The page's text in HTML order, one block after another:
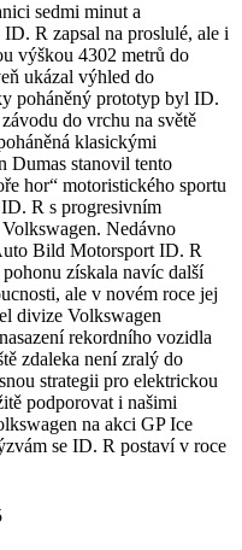
sedmi minut a
R zapsal na proslulé, ale i
výškou 4302 metrů do
ukázal výhled do
poháněný prototyp byl ID.
do vrchu na světě
klasickými
Dumas stanovil tento
hor“ motoristického sportu
R s progresivním
Nedávno
Bild Motorsport ID. R
získala navíc další
ale v novém roce jej
divize Volkswagen
rekordního vozidla
zdaleka není zralý do
strategii pro elektrickou
podporovat i našimi
na akci GP Ice
se ID. R postaví v roce